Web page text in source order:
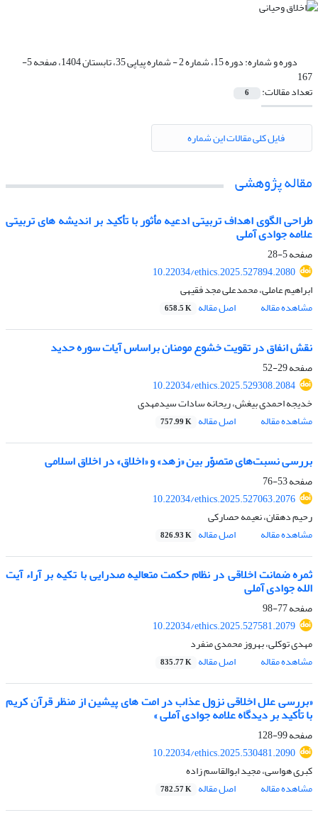
دوره و شماره: دوره 15، شماره 2 - شماره پیاپی 35، تابستان 1404، صفحه 5-
167
تعداد مقالات: 6
فایل کلی مقالات این شماره
مقاله پژوهشی
طراحی الگوی اهداف تربیتی ادعیه مأثور با تأکید بر اندیشه های تربیتی
علامه جوادی آملی
صفحه5-28
10.22034/ethics.2025.527894.2080
ابراهیم عاملی، محمدعلی مجد فقیهی
مشاهده مقاله
اصل مقاله 658.5 K
نقش انفاق در تقویت خشوع مومنان براساس آیات سوره حدید
صفحه29-52
10.22034/ethics.2025.529308.2084
خدیجه احمدی بیغش، ریحانه سادات سیدمهدی
مشاهده مقاله
اصل مقاله 757.99 K
بررسی نسبت‌های متصوّر بین «زهد» و «اخلاق» در اخلاق اسلامی
صفحه53-76
10.22034/ethics.2025.527063.2076
رحیم دهقان، نعیمه حصارکی
مشاهده مقاله
اصل مقاله 826.93 K
ثمره ضمانت اخلاقی در نظام حکمت متعالیه صدرایی با تکیه بر آراء آیت
الله جوادی آملی
صفحه77-98
10.22034/ethics.2025.527581.2079
مهدی توکلی، بهروز محمدی منفرد
مشاهده مقاله
اصل مقاله 835.77 K
«بررسی علل اخلاقی نزول عذاب در امت های پیشین از منظر قرآن کریم
با تأکید بر دیدگاه علامه جوادی آملی »
صفحه99-128
10.22034/ethics.2025.530481.2090
کبری هواسی، مجید ابوالقاسم زاده
مشاهده مقاله
اصل مقاله 782.57 K